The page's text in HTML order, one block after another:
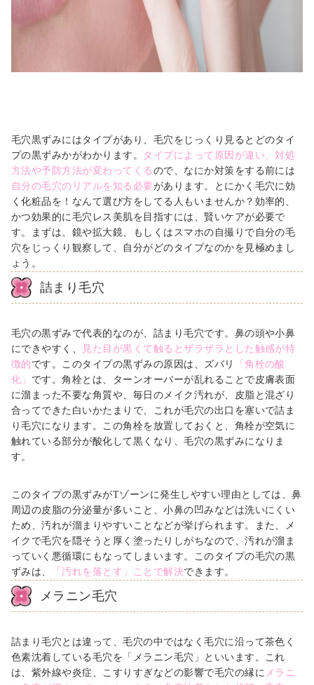
毛穴黒ずみにはタイプがあり、毛穴をじっくり見るとどのタイ
プの黒ずみかがわかります。
タイプによって原因が違い、対処
方法や予防方法が変わってくる ので、なにか対策をする前には
自分の毛穴のリアルを知る必要があります。とにかく毛穴に効
く化粧品を！なんて選び方をしてる人もいませんか？効率的、
かつ効果的に毛穴レス美肌を目指すには、賢いケアが必要で
す。まずは、鏡や拡大鏡、もしくはスマホの自撮りで自分の毛
穴をじっくり観察して、自分がどのタイプなのかを見極めまし
ょう。
詰まり毛穴
毛穴の黒ずみで代表的なのが、詰まり毛穴です。鼻の頭や小鼻
にできやすく、
見た目が黒くて触るとザラザラとした触感が特
徴的 です。このタイプの黒ずみの原因は、ズバリ
「角栓の酸
化」 です。角栓とは、ターンオーバーが乱れることで皮膚表面
に溜まった不要な角質や、毎日のメイク汚れが、皮脂と混ざり
合ってできた白いかたまりで、これが毛穴の出口を塞いで詰ま
り毛穴になります。この角栓を放置しておくと、角栓が空気に
触れている部分が酸化して黒くなり、毛穴の黒ずみになりま
す。
このタイプの黒ずみがTゾーンに発生しやすい理由としては、鼻
周辺の皮脂の分泌量が多いこと、小鼻の凹みなどは洗いにくい
ため、汚れが溜まりやすいことなどが挙げられます。また、メ
イクで毛穴を隠そうと厚く塗ったりしがちなので、汚れが溜ま
っていく悪循環にもなってしまいます。このタイプの毛穴の黒
ずみは、
「汚れを落とす」ことで解決できます。
メラニン毛穴
詰まり毛穴とは違って、毛穴の中ではなく毛穴に沿って茶色く
色素沈着している毛穴を「メラニン毛穴」といいます。これ
は、紫外線や炎症、こすりすぎなどの影響で毛穴の縁に メラニ